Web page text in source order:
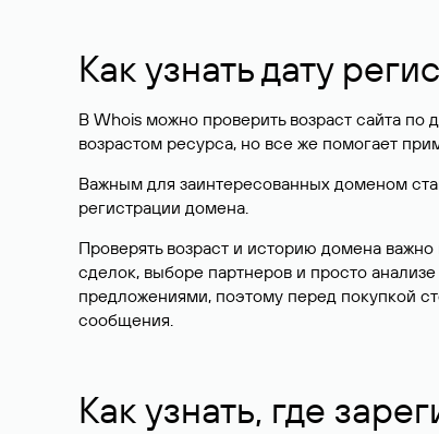
Как узнать дату
В Whois можно проверить возраст сайта по
возрастом ресурса, но все же помогает
Важным для заинтересованных доменом
регистрации домена.
Проверять возраст и историю домена
сделок, выборе партнеров и просто
предложениями, поэтому перед покупкой
сообщения.
Как узнать, где